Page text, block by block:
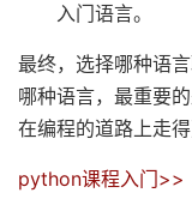
入门语言。
最终，选择哪种语
哪种语言，最重要
在编程的道路上走得
python课程入门>>